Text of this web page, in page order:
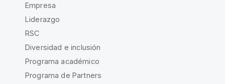
Empresa
Liderazgo
RSC
Diversidad e inclusión
Programa académico
Programa de Partners